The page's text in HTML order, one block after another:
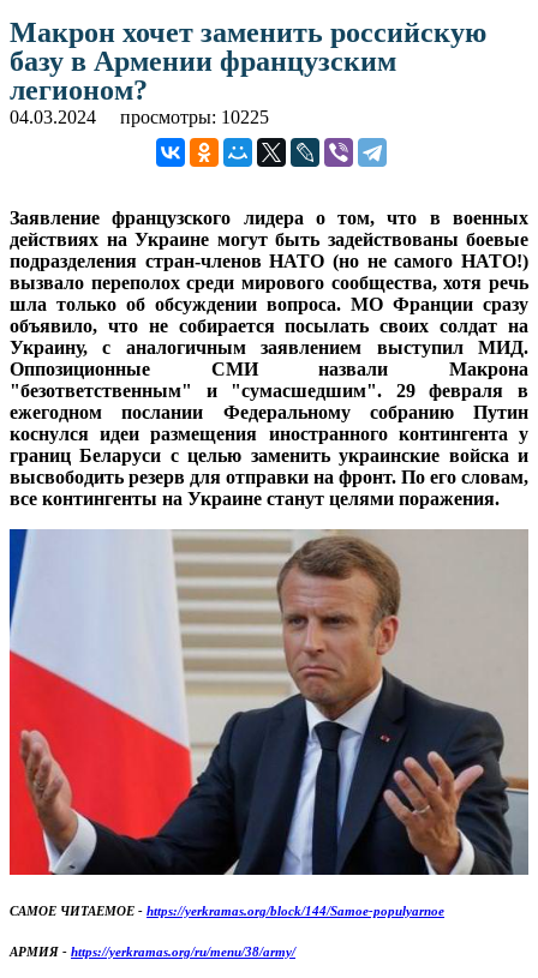
Макрон хочет заменить российскую
базу в Армении французским
легионом?
04.03.2024 просмотры: 10225
Заявление французского лидера о том, что в военных
действиях на Украине могут быть задействованы боевые
подразделения стран-членов НАТО (но не самого НАТО!)
вызвало переполох среди мирового сообщества, хотя речь
шла только об обсуждении вопроса. МО Франции сразу
объявило, что не собирается посылать своих солдат на
Украину, с аналогичным заявлением выступил МИД.
Оппозиционные СМИ назвали Макрона
"безответственным" и "сумасшедшим". 29 февраля в
ежегодном послании Федеральному собранию Путин
коснулся идеи размещения иностранного контингента у
границ Беларуси с целью заменить украинские войска и
высвободить резерв для отправки на фронт. По его словам,
все контингенты на Украине станут целями поражения.
САМОЕ ЧИТАЕМОЕ - https://yerkramas.org/block/144/Samoe-populyarnoe
АРМИЯ - https://yerkramas.org/ru/menu/38/army/